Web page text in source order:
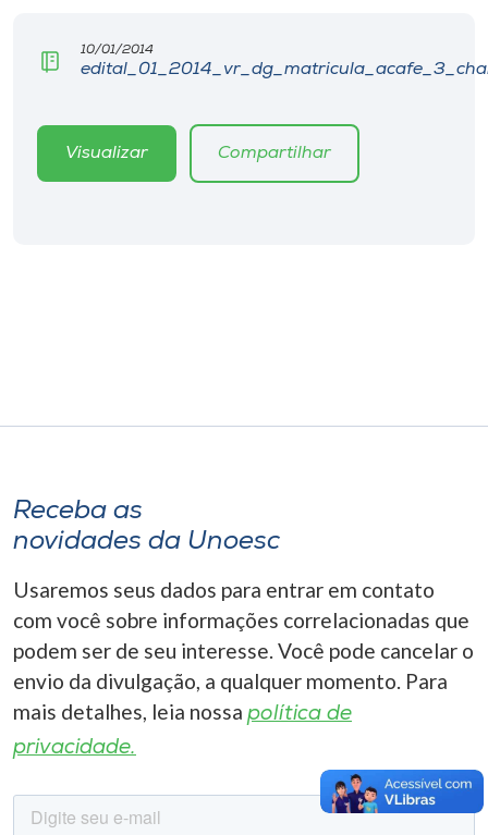
Unoesc
10/01/2014
Visualizar Compartilhar
Receba as
novidades da Unoesc
Usaremos seus dados para entrar em contato
com você sobre informações correlacionadas que
podem ser de seu interesse. Você pode cancelar o
envio da divulgação, a qualquer momento. Para
mais detalhes, leia nossa política de
privacidade.